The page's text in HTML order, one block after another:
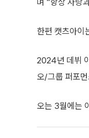
며 “항상 사랑
한편 캣츠아이
2024년 데뷔
오/그룹 퍼포
오는 3월에는